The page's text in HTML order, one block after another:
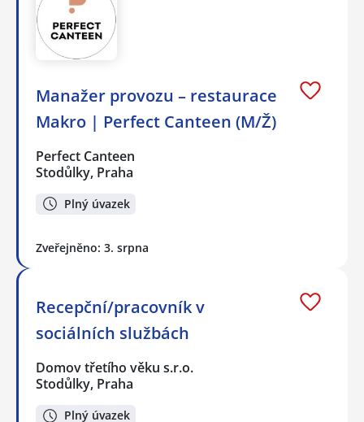
Manažer provozu – restaurace
Makro | Perfect Canteen (M/Ž)
Perfect Canteen
Stodůlky, Praha
Plný úvazek
Zveřejněno: 3. srpna
Recepční/pracovník v
sociálních službách
Domov třetího věku s.r.o.
Stodůlky, Praha
Plný úvazek